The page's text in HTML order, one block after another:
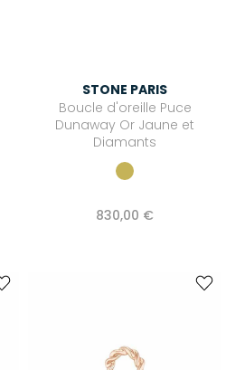
STONE PARIS
Boucle d'oreille Puce
Dunaway Or Jaune et
Diamants
830,00 €